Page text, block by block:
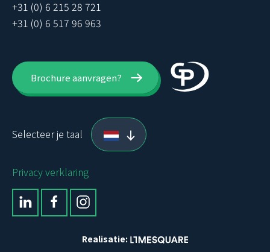
+31 (0) 6 215 28 721
+31 (0) 6 517 96 963
Brochure aanvragen?
Selecteer je taal
Privacy verklaring
Realisatie: